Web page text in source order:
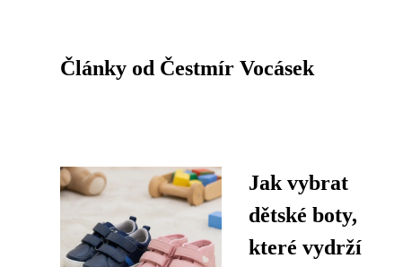
Články od Čestmír Vocásek
Jak vybrat
dětské boty,
které vydrží